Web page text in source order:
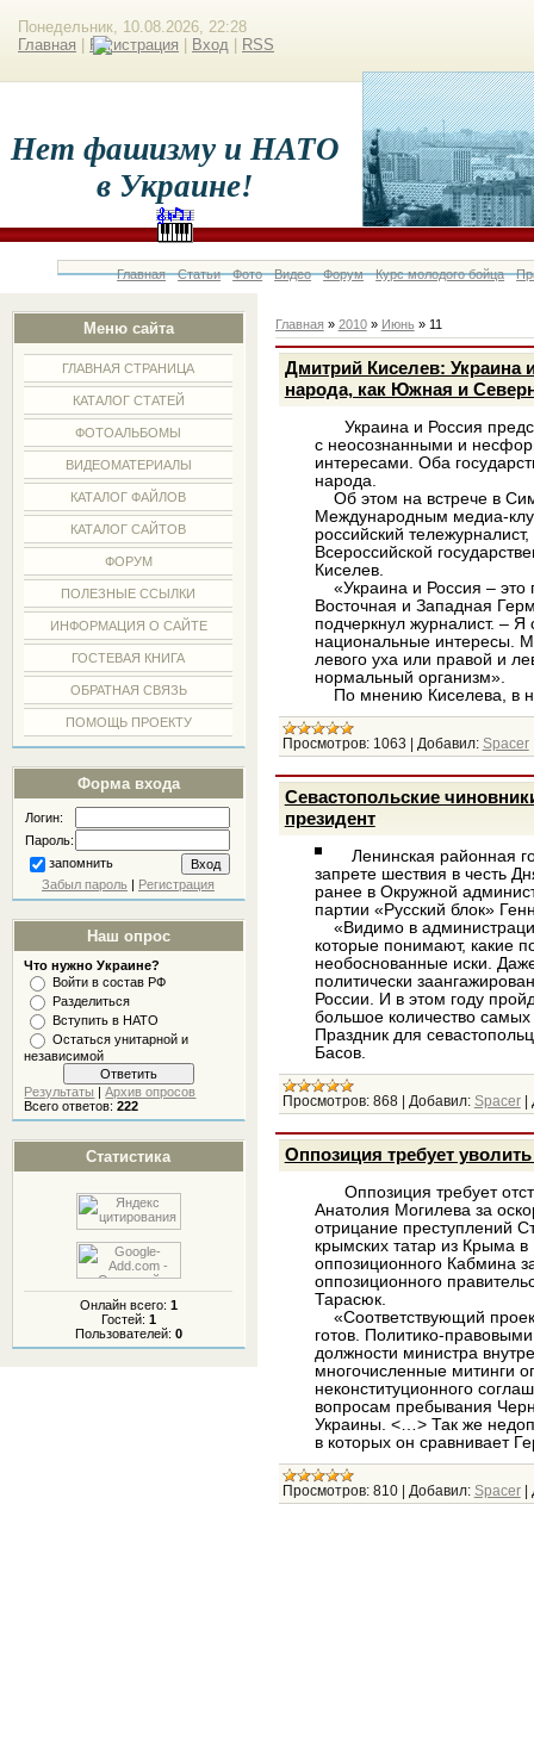
Понедельник, 10.08.2026, 22:28
Главная
Регистрация Вход RSS
Нет фашизму и НАТО
в Украине!
Главная Статьи Фото Видео Форум Курс молодого бойца
Меню сайта
ГЛАВНАЯ СТРАНИЦА
КАТАЛОГ СТАТЕЙ
ФОТОАЛЬБОМЫ
ВИДЕОМАТЕРИАЛЫ
КАТАЛОГ ФАЙЛОВ
КАТАЛОГ САЙТОВ
ФОРУМ
ПОЛЕЗНЫЕ ССЫЛКИ
ИНФОРМАЦИЯ О САЙТЕ
ГОСТЕВАЯ КНИГА
ОБРАТНАЯ СВЯЗЬ
ПОМОЩЬ ПРОЕКТУ
Форма входа
Логин:
Пароль:
запомнить
Забыл пароль| Регистрация
Наш опрос
Что нужно Украине?
Войти в состав РФ
Разделиться
Вступить в НАТО
Остаться унитарной и
независимой
Результаты |Архив опросов
Всего ответов:222
Статистика
Онлайн всего: 1
Гостей: 1
Пользователей: 0
Главная » 2010 » Июнь » 11
Дмитрий Киселев: Украина
народа, как Южная и
Украина и Россия
с неосознанными и
интересами. Оба
народа.
Об этом на встрече в
Международным медиа-
российский
Всероссийской
Киселев.
«Украина и Россия – это
Восточная и Западная
подчеркнул журналист. –
национальные интересы.
левого уха или правой и
нормальный организм».
По мнению Киселева, в
Просмотров: 1063 | Добавил: Spacer
Севастопольские
президент
Ленинская районная
запрете шествия в честь
ранее в Окружной
партии «Русский блок»
«Видимо в
которые понимают, какие
необоснованные иски.
политически
России. И в этом году
большое количество
Праздник для
Басов.
Просмотров: 868 | Добавил: Spacer |
Оппозиция требует
Оппозиция требует
Анатолия Могилева за
отрицание преступлений
крымских татар из Крыма
оппозиционного Кабмина
оппозиционного
Тарасюк.
«Соответствующий
готов. Политико-
должности министра
многочисленные митинги
неконституционного
вопросам пребывания
Украины. <…> Так же
в которых он сравнивает
Просмотров: 810 | Добавил: Spacer |